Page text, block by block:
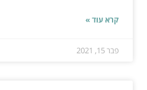
קרא עוד »
פבר 15, 2021